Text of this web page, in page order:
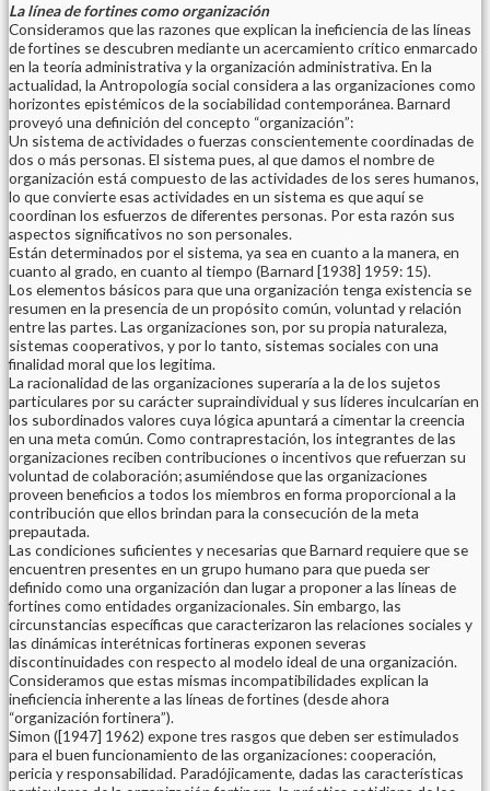
La línea de fortines como organización
Consideramos que las razones que explican la ineficiencia de las líneas
de fortines se descubren mediante un acercamiento crítico enmarcado
en la teoría administrativa y la organización administrativa. En la
actualidad, la Antropología social considera a las organizaciones como
horizontes epistémicos de la sociabilidad contemporánea. Barnard
proveyó una definición del concepto “organización”:
Un sistema de actividades o fuerzas conscientemente coordinadas de
dos o más personas. El sistema pues, al que damos el nombre de
organización está compuesto de las actividades de los seres humanos,
lo que convierte esas actividades en un sistema es que aquí se
coordinan los esfuerzos de diferentes personas. Por esta razón sus
aspectos significativos no son personales.
Están determinados por el sistema, ya sea en cuanto a la manera, en
cuanto al grado, en cuanto al tiempo (Barnard [1938] 1959: 15).
Los elementos básicos para que una organización tenga existencia se
resumen en la presencia de un propósito común, voluntad y relación
entre las partes. Las organizaciones son, por su propia naturaleza,
sistemas cooperativos, y por lo tanto, sistemas sociales con una
finalidad moral que los legitima.
La racionalidad de las organizaciones superaría a la de los sujetos
particulares por su carácter supraindividual y sus líderes inculcarían en
los subordinados valores cuya lógica apuntará a cimentar la creencia
en una meta común. Como contraprestación, los integrantes de las
organizaciones reciben contribuciones o incentivos que refuerzan su
voluntad de colaboración; asumiéndose que las organizaciones
proveen beneficios a todos los miembros en forma proporcional a la
contribución que ellos brindan para la consecución de la meta
prepautada.
Las condiciones suficientes y necesarias que Barnard requiere que se
encuentren presentes en un grupo humano para que pueda ser
definido como una organización dan lugar a proponer a las líneas de
fortines como entidades organizacionales. Sin embargo, las
circunstancias específicas que caracterizaron las relaciones sociales y
las dinámicas interétnicas fortineras exponen severas
discontinuidades con respecto al modelo ideal de una organización.
Consideramos que estas mismas incompatibilidades explican la
ineficiencia inherente a las líneas de fortines (desde ahora
“organización fortinera”).
Simon ([1947] 1962) expone tres rasgos que deben ser estimulados
para el buen funcionamiento de las organizaciones: cooperación,
pericia y responsabilidad. Paradójicamente, dadas las características